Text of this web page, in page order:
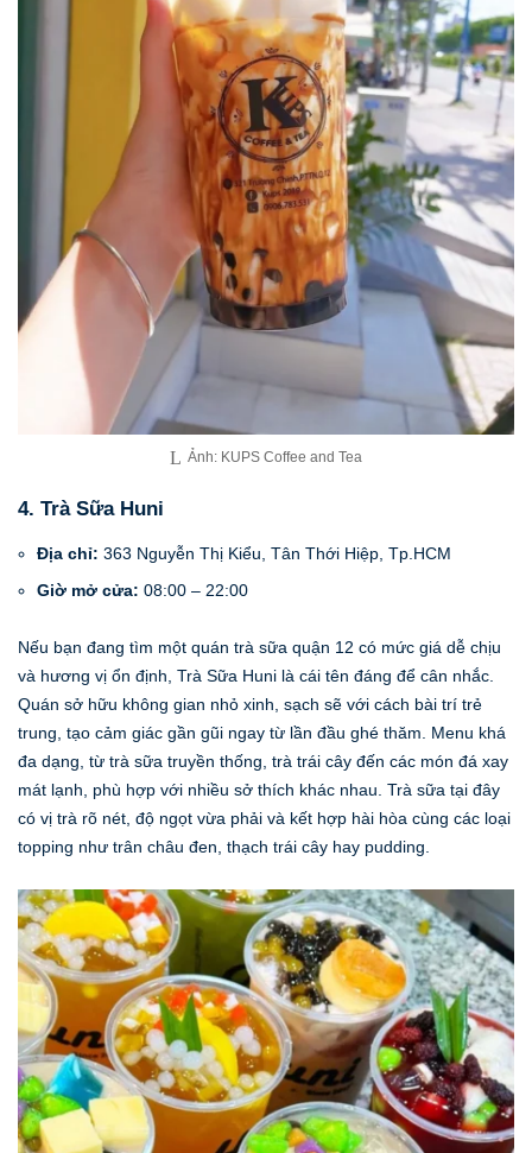
Ảnh: KUPS Coffee and Tea
4. Trà Sữa Huni
Địa chỉ: 363 Nguyễn Thị Kiểu, Tân Thới Hiệp, Tp.HCM
Giờ mở cửa: 08:00 – 22:00
Nếu bạn đang tìm một quán trà sữa quận 12 có mức giá dễ chịu
và hương vị ổn định, Trà Sữa Huni là cái tên đáng để cân nhắc.
Quán sở hữu không gian nhỏ xinh, sạch sẽ với cách bài trí trẻ
trung, tạo cảm giác gần gũi ngay từ lần đầu ghé thăm. Menu khá
đa dạng, từ trà sữa truyền thống, trà trái cây đến các món đá xay
mát lạnh, phù hợp với nhiều sở thích khác nhau. Trà sữa tại đây
có vị trà rõ nét, độ ngọt vừa phải và kết hợp hài hòa cùng các loại
topping như trân châu đen, thạch trái cây hay pudding.